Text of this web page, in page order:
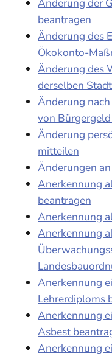
Änderung der
beantragen
Änderung des
Ökokonto-
Änderung des
derselben
Änderung
von
Änderung
mitteilen
Änderungen
Anerkennung
beantragen
Anerkennung
Anerkennung
Anerkennung
Lehrerdiploms
Anerkennung
Asbest
Anerkennung